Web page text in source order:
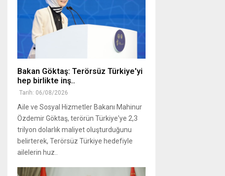
Bakan Göktaş: Terörsüz Türkiye'yi
hep birlikte inş..
Tarih: 06/08/2026
Aile ve Sosyal Hizmetler Bakanı Mahinur
Özdemir Göktaş, terörün Türkiye'ye 2,3
trilyon dolarlık maliyet oluşturduğunu
belirterek, Terörsüz Türkiye hedefiyle
ailelerin huz..